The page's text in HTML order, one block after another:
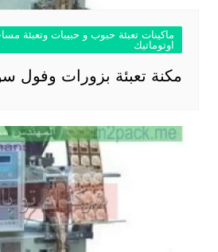
ماكينات تعبئة حبوب و حبيبات وتعبئة
اوتوماتيك
مكنة تعبئة بزورات وفول